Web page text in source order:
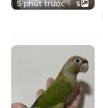
5 phút trước 5